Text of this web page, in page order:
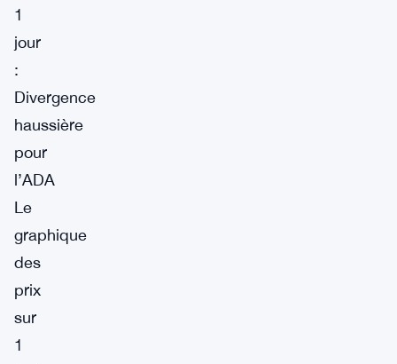
1
jour
:
Divergence
haussière
pour
l’ADA
Le
graphique
des
prix
sur
1